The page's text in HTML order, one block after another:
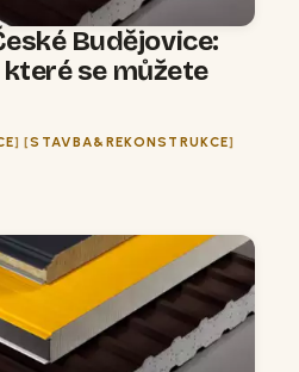
Budějovice:
se můžete
STAVBA&REKONSTRUKCE